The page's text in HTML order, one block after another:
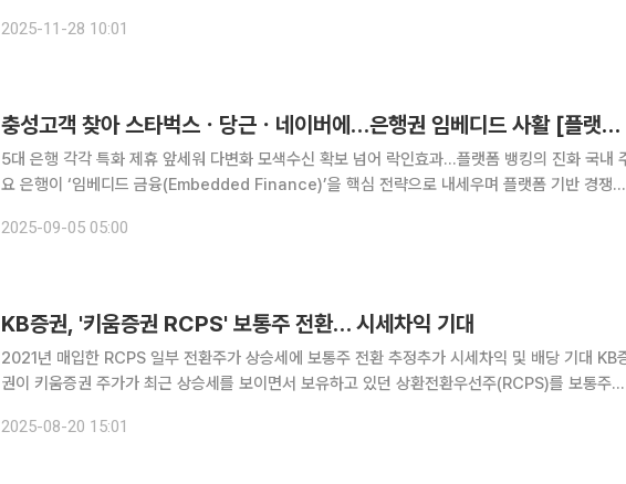
하지 않아도 기존의 시스템에서 바로 △계좌조회 △자금이체 △급여이체 등
2025-11-28 10:01
충성고객 찾아 스타벅스ㆍ당근ㆍ네이버에…은행권 임베디드 사활 [플랫폼 스며든 금융]
5대 은행 각각 특화 제휴 앞세워 다변화 모색수신 확보 넘어 락인효과…플랫폼 뱅킹의 진화 국내 주
요 은행이 ‘임베디드 금융(Embedded Finance)’을 핵심 전략으로 내세우며 플랫폼 기반 경쟁에
(앱) 서비스에만 의존할 수 없다는 위기의식이 확산되고 있어
2025-09-05 05:00
KB증권, '키움증권 RCPS' 보통주 전환… 시세차익 기대
2021년 매입한 RCPS 일부 전환주가 상승세에 보통주 전환 추정추가 시세차익 및 배당 기대 KB증
권이 키움증권 주가가 최근 상승세를 보이면서 보유하고 있던 상환전환우선주(RCPS)를 보통주로
2025-08-20 15:01